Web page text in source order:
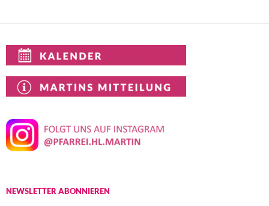
NEWSLETTER ABONNIEREN